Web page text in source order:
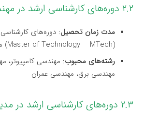
۲.۲ دوره‌های کارشناسی ارشد در مهندسی (MTech)
مدت زمان تحصیل: دوره‌های
(Master of Technology – MTech) معمولاً ۲ سال است.
رشته‌های محبوب: مهندسی کامپیوتر،
مهندسی برق، مهندسی عمران
۲.۳ دوره‌های کارشناسی ارشد در مدیریت (MBA)